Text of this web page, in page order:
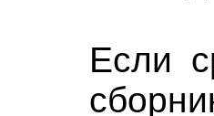
Если